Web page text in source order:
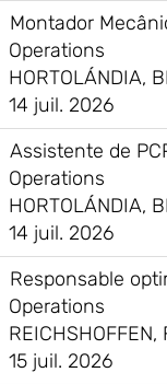
Montador
Operations
HORTOLÁNDIA,
14 juil. 2026
Assistente de
Operations
HORTOLÁNDIA,
14 juil. 2026
Responsable
Operations
REICHSHOFFEN,
15 juil. 2026